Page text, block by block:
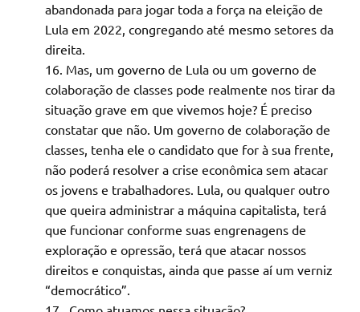
abandonada para jogar toda a força na eleição de
Lula em 2022, congregando até mesmo setores da
direita.
Mas, um governo de Lula ou um governo de
colaboração de classes pode realmente nos tirar da
situação grave em que vivemos hoje? É preciso
constatar que não. Um governo de colaboração de
classes, tenha ele o candidato que for à sua frente,
não poderá resolver a crise econômica sem atacar
os jovens e trabalhadores. Lula, ou qualquer outro
que queira administrar a máquina capitalista, terá
que funcionar conforme suas engrenagens de
exploração e opressão, terá que atacar nossos
direitos e conquistas, ainda que passe aí um verniz
“democrático”.